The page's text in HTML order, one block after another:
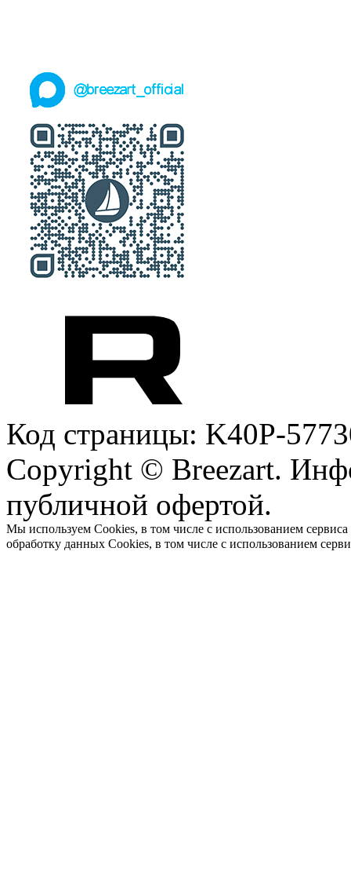
Код страницы: K40P-
Copyright © Breezart.
публичной офертой.
Мы используем Cookies, в том числе с использованием
обработку данных Cookies, в том числе с использованием